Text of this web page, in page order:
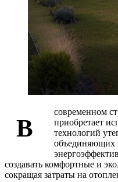
В
современном
приобретает
технологий
объединяющих
создавать комфортные и
сокращая затраты на